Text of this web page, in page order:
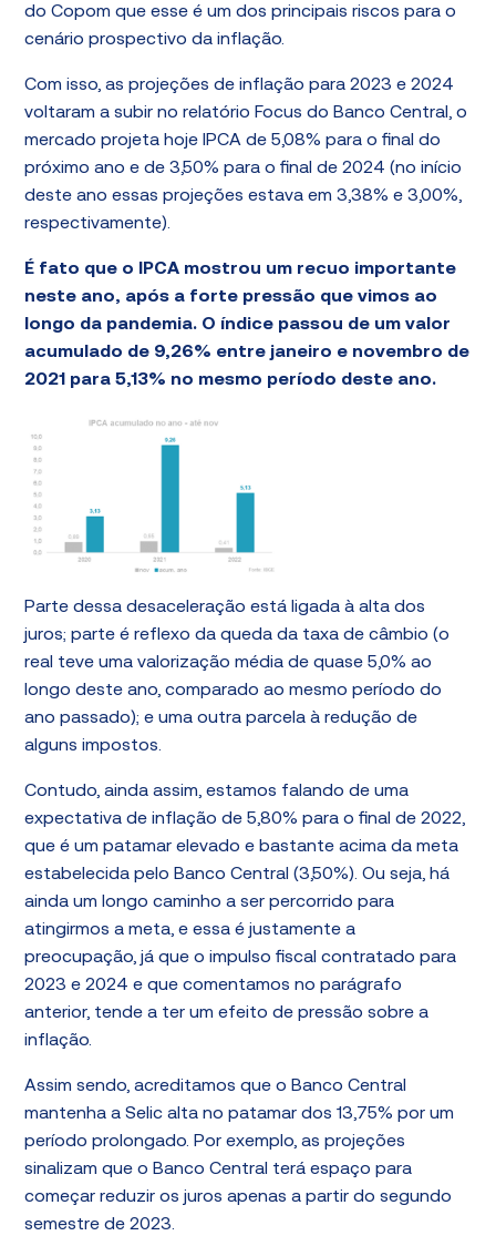
do Copom que esse é um dos principais riscos para o
cenário prospectivo da inflação.
Com isso, as projeções de inflação para 2023 e 2024
voltaram a subir no relatório Focus do Banco Central, o
mercado projeta hoje IPCA de 5,08% para o final do
próximo ano e de 3,50% para o final de 2024 (no início
deste ano essas projeções estava em 3,38% e 3,00%,
respectivamente).
É fato que o IPCA mostrou um recuo importante
neste ano, após a forte pressão que vimos ao
longo da pandemia. O índice passou de um valor
acumulado de 9,26% entre janeiro e novembro de
2021 para 5,13% no mesmo período deste ano.
Parte dessa desaceleração está ligada à alta dos
juros; parte é reflexo da queda da taxa de câmbio (o
real teve uma valorização média de quase 5,0% ao
longo deste ano, comparado ao mesmo período do
ano passado); e uma outra parcela à redução de
alguns impostos.
Contudo, ainda assim, estamos falando de uma
expectativa de inflação de 5,80% para o final de 2022,
que é um patamar elevado e bastante acima da meta
estabelecida pelo Banco Central (3,50%). Ou seja, há
ainda um longo caminho a ser percorrido para
atingirmos a meta, e essa é justamente a
preocupação, já que o impulso fiscal contratado para
2023 e 2024 e que comentamos no parágrafo
anterior, tende a ter um efeito de pressão sobre a
inflação.
Assim sendo, acreditamos que o Banco Central
mantenha a Selic alta no patamar dos 13,75% por um
período prolongado. Por exemplo, as projeções
sinalizam que o Banco Central terá espaço para
começar reduzir os juros apenas a partir do segundo
semestre de 2023.